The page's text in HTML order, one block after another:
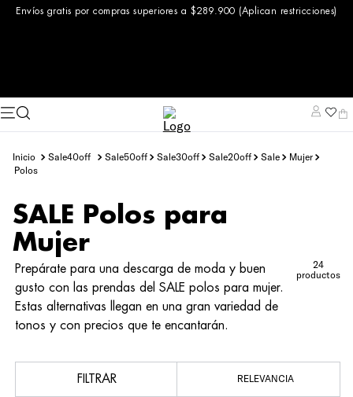
Envíos gratis por compras superiores a $289.900 (Aplican restricciones)
sale40off sale50off sale30off sale20off sale
mujer
polos
SALE Polos para
Mujer
Prepárate para una descarga de moda y buen
gusto con las prendas del SALE polos para mujer.
Estas alternativas llegan en una gran variedad de
tonos y con precios que te encantarán.
24
productos
FILTRAR RELEVANCIA